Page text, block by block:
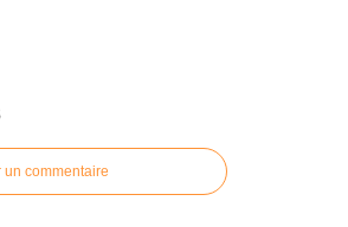
un commentaire